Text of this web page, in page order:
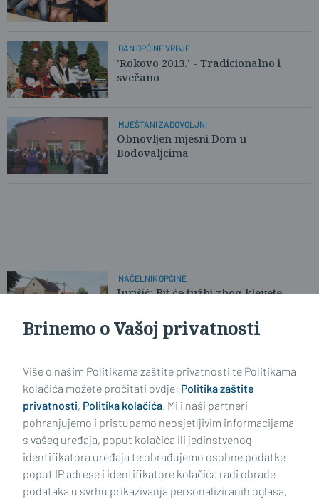
DAN OPĆINE VRBJE
'Rokovo 2013.' - Tradicionalno i
svečano
MJEŠTANI ZADOVOLJNI
Obnovljen mjesni Dom u
Bodovaljcima
NAČELNIK OPĆINE
Jurišić: Bit će tužbi zbog klevete
Vlaović protiv naputka ministra
Jakovine
Brinemo o Vašoj privatnosti
Više o našim Politikama zaštite privatnosti te Politikama
kolačića možete pročitati ovdje: Politika zaštite
privatnosti, Politika kolačića. Mi i naši partneri
pohranjujemo i pristupamo neosjetljivim informacijama
s vašeg uređaja, poput kolačića ili jedinstvenog
identifikatora uređaja te obrađujemo osobne podatke
poput IP adrese i identifikatore kolačića radi obrade
podataka u svrhu prikazivanja personaliziranih oglasa,